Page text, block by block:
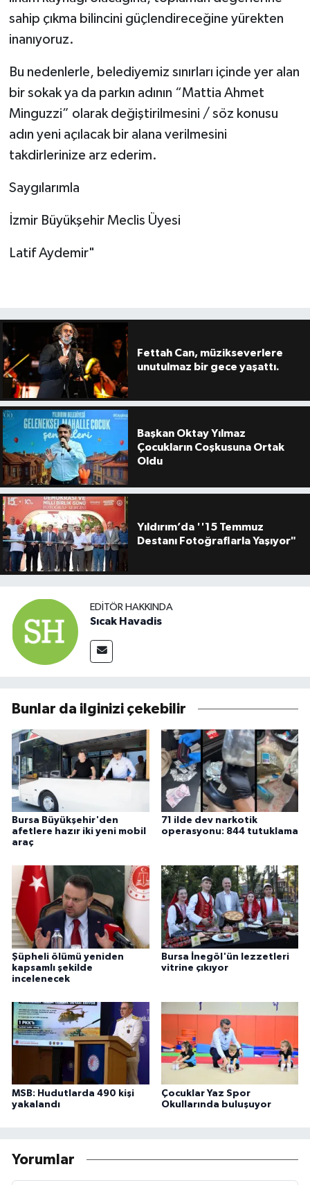
sahip çıkma bilincini güçlendireceğine yürekten
inanıyoruz.
Bu nedenlerle, belediyemiz sınırları içinde yer alan
bir sokak ya da parkın adının “Mattia Ahmet
Minguzzi” olarak değiştirilmesini / söz konusu
adın yeni açılacak bir alana verilmesini
takdirlerinize arz ederim.
Saygılarımla
İzmir Büyükşehir Meclis Üyesi
Latif Aydemir"
Fettah Can, müzikseverlere
unutulmaz bir gece yaşattı.
Başkan Oktay Yılmaz
Çocukların Coşkusuna Ortak
Oldu
Yıldırım’da ''15 Temmuz
Destanı Fotoğraflarla Yaşıyor"
EDITÖR HAKKINDA
Sıcak Havadis
Bunlar da ilginizi çekebilir
Bursa Büyükşehir'den
afetlere hazır iki yeni mobil
araç
71 ilde dev narkotik
operasyonu: 844 tutuklama
Şüpheli ölümü yeniden
kapsamlı şekilde
incelenecek
Bursa İnegöl'ün lezzetleri
vitrine çıkıyor
MSB: Hudutlarda 490 kişi
yakalandı
Çocuklar Yaz Spor
Okullarında buluşuyor
Yorumlar